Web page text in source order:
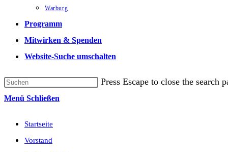
Warburg
Programm
Mitwirken & Spenden
Website-Suche umschalten
Press Escape to close the search
Menü Schließen
Startseite
Vorstand